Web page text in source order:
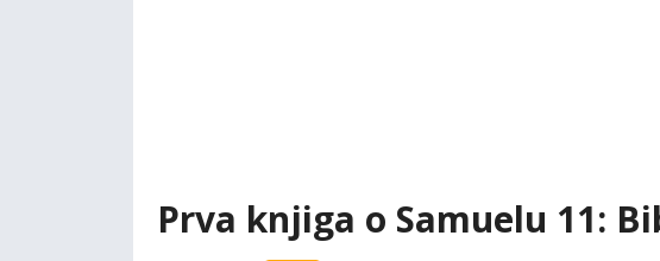
Prva knjiga o Samuelu 11: